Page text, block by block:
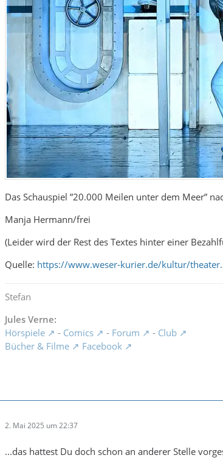
Das Schauspiel ”20.000 Meilen unter dem Meer”
Manja Hermann/frei
(Leider wird der Rest des Textes hinter einer
Quelle: https://www.weser-kurier.de/kultur/
Stefan
Jules Verne:
Hörspiele
- Comics - Forum - Club
Bücher & Filme
Facebook
2. Mai 2025 um 22:37
...das hattest Du doch schon an anderer Stelle